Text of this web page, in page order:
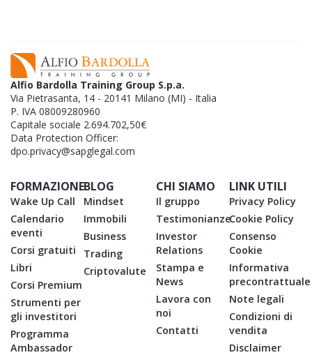
Alfio Bardolla Training Group S.p.a.
Via Pietrasanta, 14 - 20141 Milano (MI) - Italia
P. IVA 08009280960
Capitale sociale 2.694.702,50€
Data Protection Officer:
dpo.privacy@sapglegal.com
FORMAZIONE
Wake Up Call
Calendario
eventi
Corsi gratuiti
Libri
Corsi Premium
Strumenti per
gli investitori
Programma
Ambassador
BLOG
Mindset
Immobili
Business
Trading
Criptovalute
CHI SIAMO
Il gruppo
Testimonianze
Investor
Relations
Stampa e
News
Lavora con
noi
Contatti
LINK UTILI
Privacy Policy
Cookie Policy
Consenso
Cookie
Informativa
precontrattuale
Note legali
Condizioni di
vendita
Disclaimer